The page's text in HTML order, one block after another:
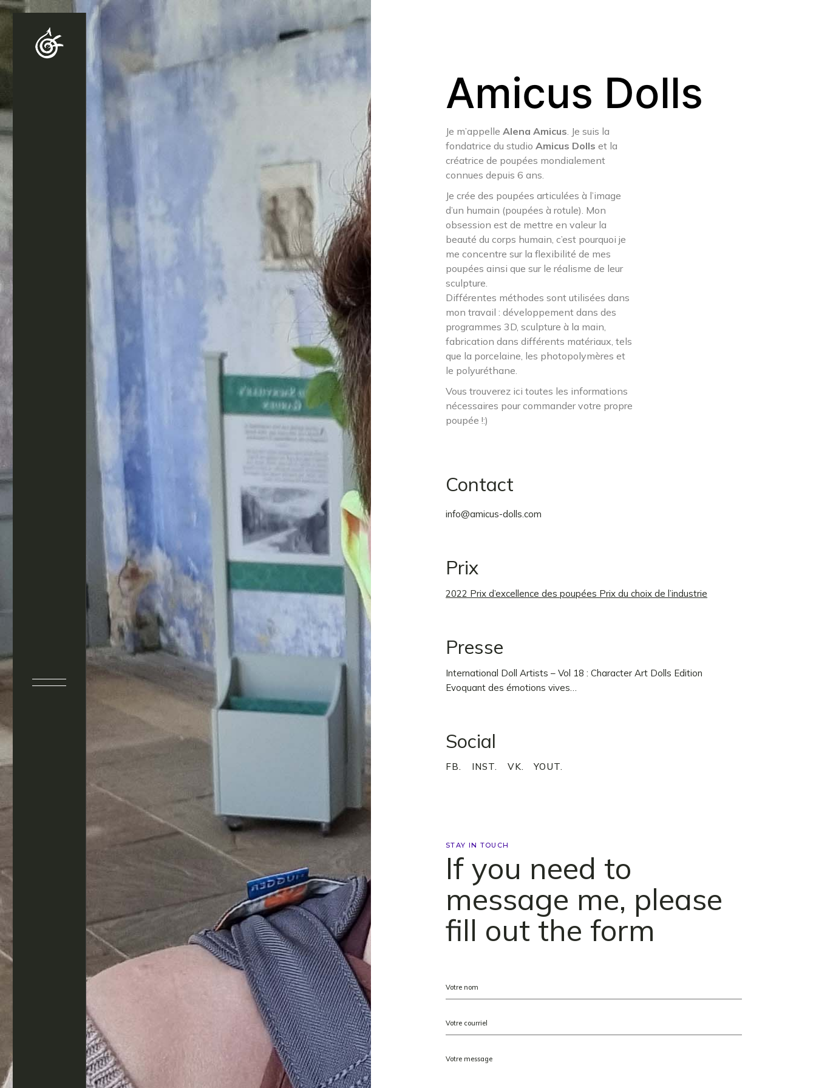
Amicus Dolls
Je m’appelle Alena Amicus. Je suis la
fondatrice du studio Amicus Dolls et la
créatrice de poupées mondialement
connues depuis 6 ans.
Je crée des poupées articulées à l’image
d’un humain (poupées à rotule). Mon
obsession est de mettre en valeur la
beauté du corps humain, c’est pourquoi je
me concentre sur la flexibilité de mes
poupées ainsi que sur le réalisme de leur
sculpture.
Différentes méthodes sont utilisées dans
mon travail : développement dans des
programmes 3D, sculpture à la main,
fabrication dans différents matériaux, tels
que la porcelaine, les photopolymères et
le polyuréthane.
Vous trouverez ici toutes les informations
nécessaires pour commander votre propre
poupée !:)
Contact
info@amicus-dolls.com
Prix
2022 Prix d’excellence des poupées Prix du choix de l’industrie
Presse
International Doll Artists – Vol 18 : Character Art Dolls Edition
Evoquant des émotions vives…
Social
FB. INST. VK. YOUT.
STAY IN TOUCH
If you need to
message me, please
fill out the form